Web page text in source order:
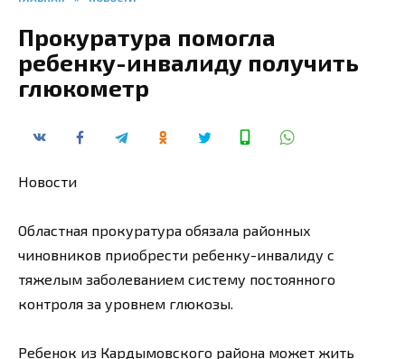
Прокуратура помогла
ребенку-инвалиду получить
глюкометр
Новости
Областная прокуратура обязала районных
чиновников приобрести ребенку-инвалиду с
тяжелым заболеванием систему постоянного
контроля за уровнем глюкозы.
Ребенок из Кардымовского района может жить